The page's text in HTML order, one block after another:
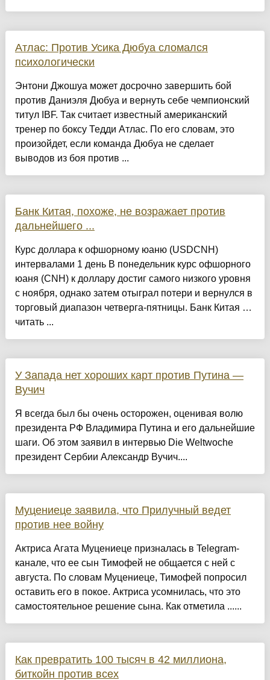
Атлас: Против Усика Дюбуа сломался
психологически
Энтони Джошуа может досрочно завершить бой
против Даниэля Дюбуа и вернуть себе чемпионский
титул IBF. Так считает известный американский
тренер по боксу Тедди Атлас. По его словам, это
произойдет, если команда Дюбуа не сделает
выводов из боя против ...
Банк Китая, похоже, не возражает против
дальнейшего ...
Курс доллара к офшорному юаню (USDCNH)
интервалами 1 день В понедельник курс офшорного
юаня (CNH) к доллару достиг самого низкого уровня
с ноября, однако затем отыграл потери и вернулся в
торговый диапазон четверга-пятницы. Банк Китая …
читать ...
У Запада нет хороших карт против Путина —
Вучич
Я всегда был бы очень осторожен, оценивая волю
президента РФ Владимира Путина и его дальнейшие
шаги. Об этом заявил в интервью Die Weltwoche
президент Сербии Александр Вучич....
Муцениеце заявила, что Прилучный ведет
против нее войну
Актриса Агата Муцениеце призналась в Telegram-
канале, что ее сын Тимофей не общается с ней с
августа. По словам Муцениеце, Тимофей попросил
оставить его в покое. Актриса усомнилась, что это
самостоятельное решение сына. Как отметила ......
Как превратить 100 тысяч в 42 миллиона,
биткойн против всех